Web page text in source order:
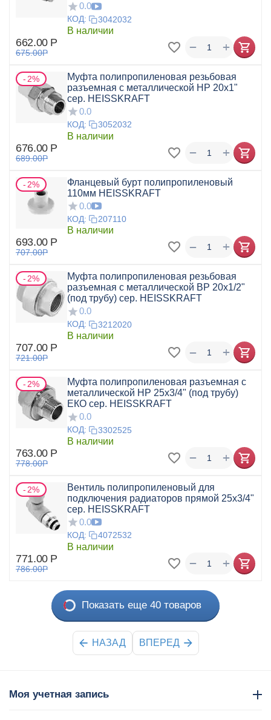
0.0
КОД: 3042032
В наличии
662.00 Р
675.00Р +
−
2%
Муфта полипропиленовая резьбовая
разъемная с металлической НР 20x1"
сер. HEISSKRAFT
0.0
КОД: 3052032
В наличии
676.00 Р
689.00Р +
−
2%
Фланцевый бурт полипропиленовый
110мм HEISSKRAFT
0.0
КОД: 207110
В наличии
693.00 Р
707.00Р +
−
2%
Муфта полипропиленовая резьбовая
разъемная с металлической ВР 20х1/2"
(под трубу) сер. HEISSKRAFT
0.0
КОД: 3212020
В наличии
707.00 Р
721.00Р +
−
2%
Муфта полипропиленовая разъемная с
металлической НР 25х3/4" (под трубу)
ЕКО сер. HEISSKRAFT
0.0
КОД: 3302525
В наличии
763.00 Р
778.00Р +
−
2%
Вентиль полипропиленовый для
подключения радиаторов прямой 25x3/4"
сер. HEISSKRAFT
0.0
КОД: 4072532
В наличии
771.00 Р
786.00Р +
−
Показать еще 40 товаров
НАЗАД ВПЕРЕД
Моя учетная запись